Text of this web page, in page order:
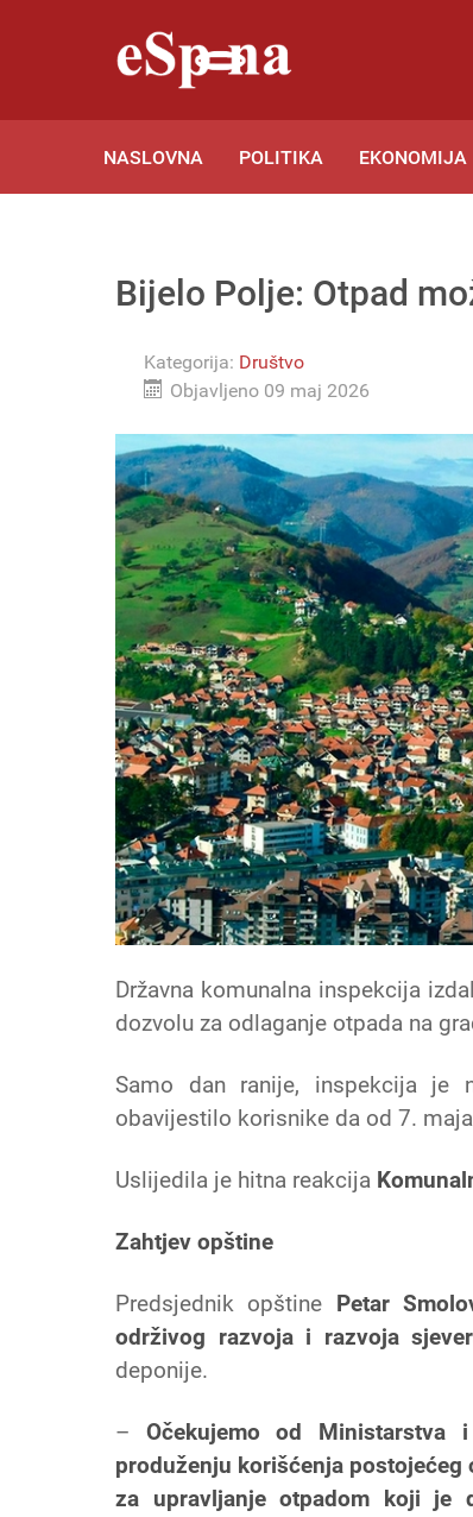
NASLOVNA POLITIKA EKONOMIJA
Bijelo Polje: Otpad
Kategorija: Društvo
Objavljeno 09 maj 2026
Državna komunalna inspekcija
dozvolu za odlaganje otpada na
Samo dan ranije, inspekcija je
obavijestilo korisnike da od 7.
Uslijedila je hitna reakcija
Zahtjev opštine
Predsjednik opštine Petar
održivog razvoja i razvoja
deponije.
– Očekujemo od
produženju korišćenja
za upravljanje otpadom koji je